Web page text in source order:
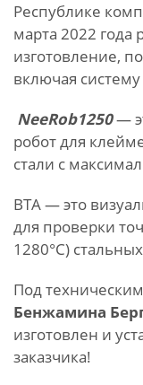
Республике
марта 2022 года
изготовление,
включая
NeeRob1250—
робот для
стали с
BTA — это
для проверки
1280°C)
Под
Бенжамина
изготовлен и
заказчика!